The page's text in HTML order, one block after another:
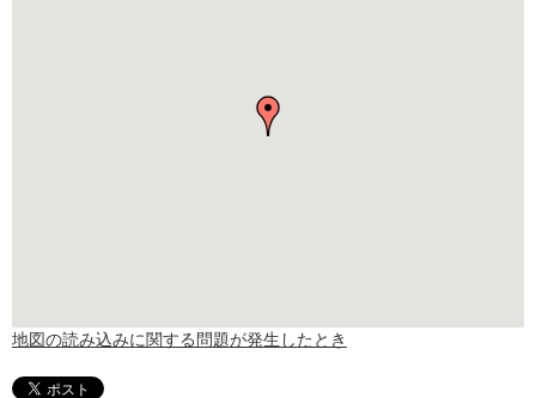
地図の読み込みに関する問題が発生したとき